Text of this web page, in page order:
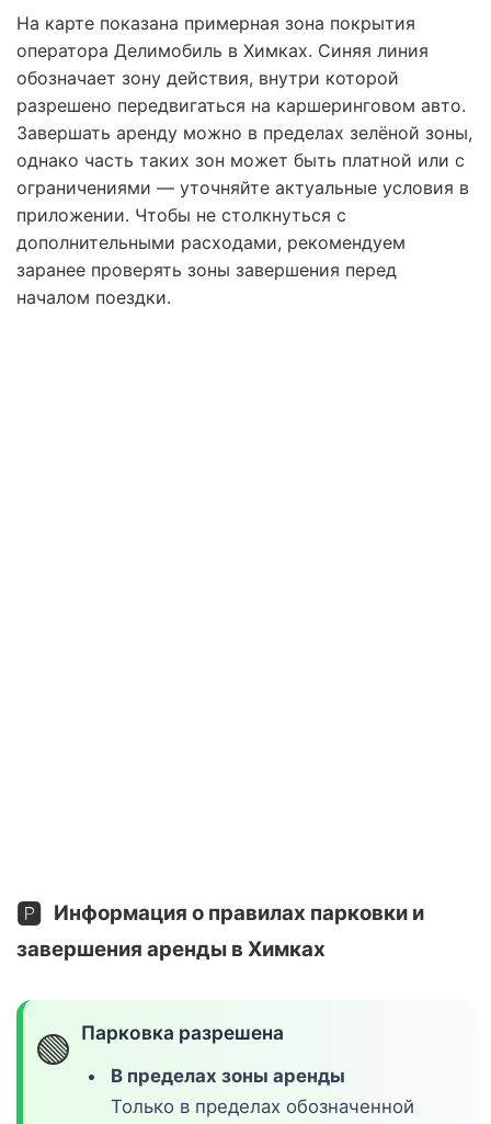
На карте показана примерная зона покрытия
оператора Делимобиль в Химках. Синяя линия
обозначает зону действия, внутри которой
разрешено передвигаться на каршеринговом авто.
Завершать аренду можно в пределах зелёной зоны,
однако часть таких зон может быть платной или с
ограничениями — уточняйте актуальные условия в
приложении. Чтобы не столкнуться с
дополнительными расходами, рекомендуем
заранее проверять зоны завершения перед
началом поездки.
🅿️ Информация о правилах парковки и
завершения аренды в Химках
🟢 Парковка разрешена
В пределах зоны аренды
Только в пределах обозначенной